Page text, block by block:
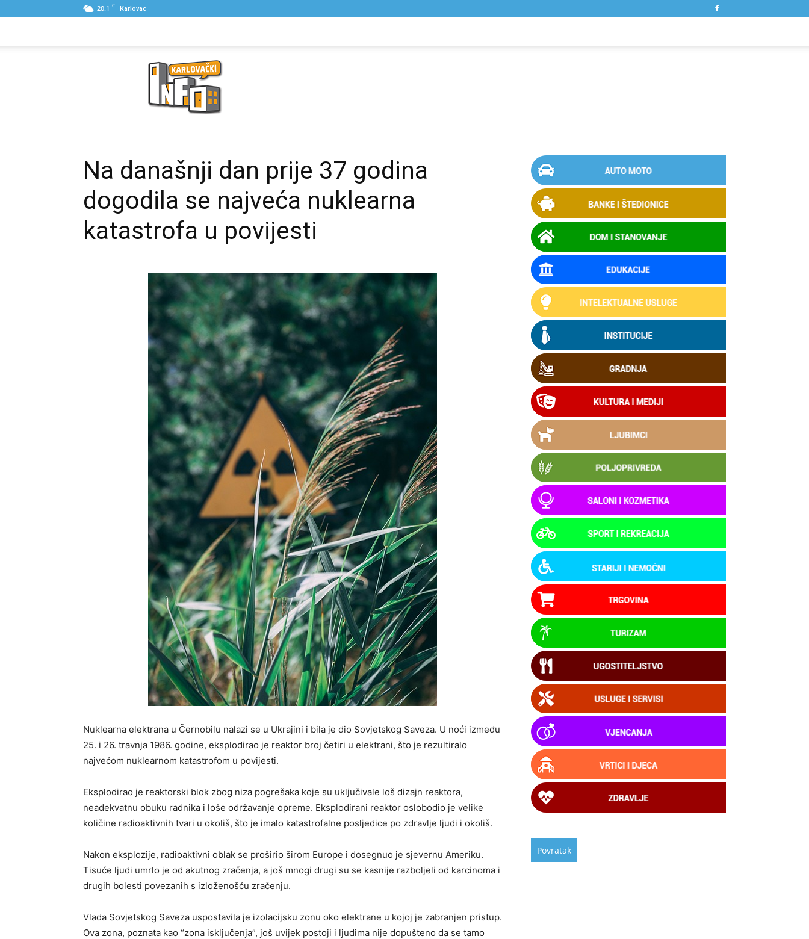
20.1 C Karlovac
Karlovački
Na današnji dan prije 37 godina
dogodila se najveća nuklearna
katastrofa u povijesti
Nuklearna elektrana u Černobilu nalazi se u Ukrajini i bila je dio Sovjetskog Saveza. U noći između
25. i 26. travnja 1986. godine, eksplodirao je reaktor broj četiri u elektrani, što je rezultiralo
najvećom nuklearnom katastrofom u povijesti.
Eksplodirao je reaktorski blok zbog niza pogrešaka koje su uključivale loš dizajn reaktora,
neadekvatnu obuku radnika i loše održavanje opreme. Eksplodirani reaktor oslobodio je velike
količine radioaktivnih tvari u okoliš, što je imalo katastrofalne posljedice po zdravlje ljudi i okoliš.
Nakon eksplozije, radioaktivni oblak se proširio širom Europe i dosegnuo je sjevernu Ameriku.
Tisuće ljudi umrlo je od akutnog zračenja, a još mnogi drugi su se kasnije razboljeli od karcinoma i
drugih bolesti povezanih s izloženošću zračenju.
Vlada Sovjetskog Saveza uspostavila je izolacijsku zonu oko elektrane u kojoj je zabranjen pristup.
Ova zona, poznata kao “zona isključenja”, još uvijek postoji i ljudima nije dopušteno da se tamo